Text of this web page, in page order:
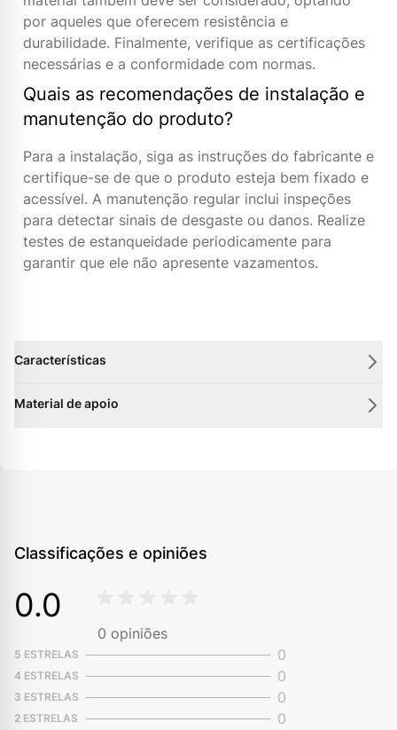
por aqueles que oferecem resistência e
durabilidade. Finalmente, verifique as certificações
necessárias e a conformidade com normas.
Quais as recomendações de instalação e
manutenção do produto?
Para a instalação, siga as instruções do fabricante e
certifique-se de que o produto esteja bem fixado e
acessível. A manutenção regular inclui inspeções
para detectar sinais de desgaste ou danos. Realize
testes de estanqueidade periodicamente para
garantir que ele não apresente vazamentos.
Características
Material de apoio
Classificações e opiniões
0.0
0 opiniões
5 ESTRELAS 0
4 ESTRELAS 0
3 ESTRELAS 0
2 ESTRELAS 0